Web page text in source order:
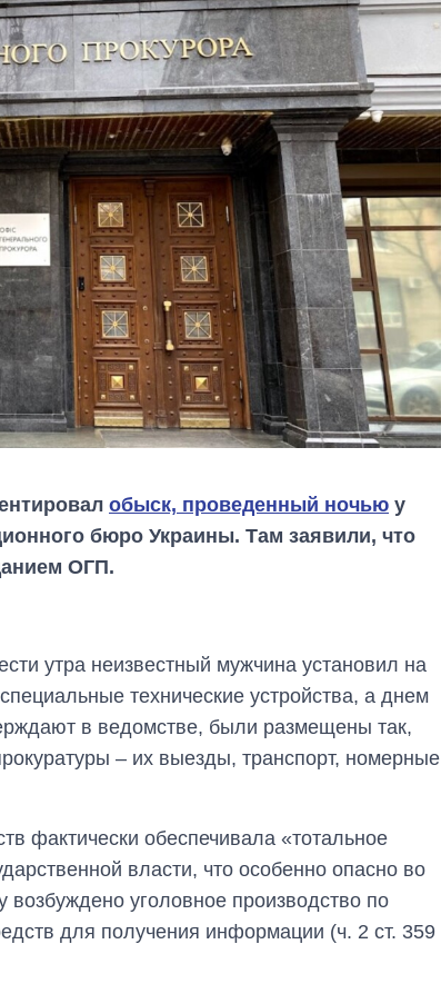
обыск, проведенный ночью у
бюро Украины. Там заявили, что
ОГП.
утра неизвестный мужчина установил на
технические устройства, а днем
в ведомстве, были размещены так,
– их выезды, транспорт, номерные
фактически обеспечивала «тотальное
власти, что особенно опасно во
уголовное производство по
для получения информации (ч. 2 ст. 359
Восемь
массированных
за лето: Киев и